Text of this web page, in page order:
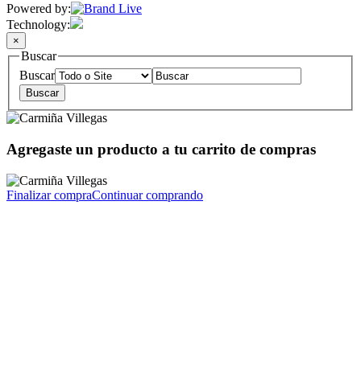
Powered by:
Technology:
×
Buscar
Buscar
Agregaste un producto a tu carrito de compras
Finalizar compraContinuar comprando